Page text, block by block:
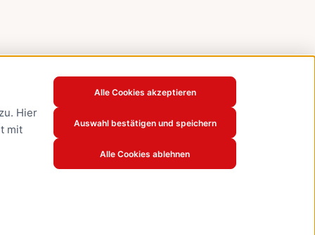
Hier
mit
Alle Cookies akzeptieren
Auswahl bestätigen und speichern
Alle Cookies ablehnen